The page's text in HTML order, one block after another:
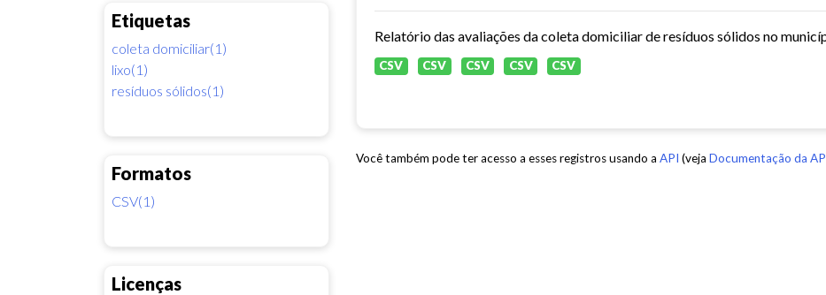
Etiquetas
coleta domiciliar(1)
lixo(1)
resíduos sólidos(1)
Formatos
CSV(1)
Licenças
Relatório das avaliações da coleta domiciliar de resíduos sólidos no
CSV CSV CSV CSV CSV
Você também pode ter acesso a esses registros usando a API (veja Documentação da